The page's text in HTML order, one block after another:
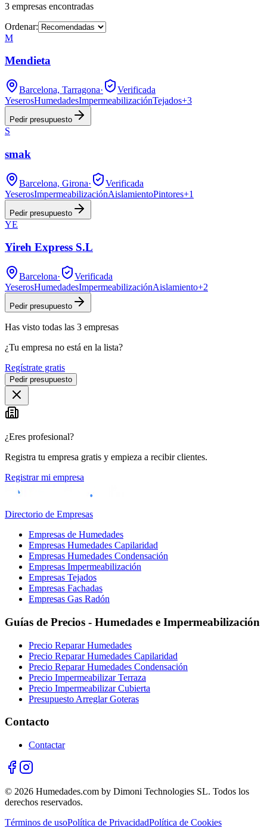
3 empresas encontradas
Ordenar:
M
Mendieta
Barcelona, Tarragona·
Verificada
YeserosHumedadesImpermeabilizaciónTejados+3
Pedir presupuesto
S
smak
Barcelona, Girona·
Verificada
YeserosImpermeabilizaciónAislamientoPintores+1
Pedir presupuesto
YE
Yireh Express S.L
Barcelona·
Verificada
YeserosHumedadesImpermeabilizaciónAislamiento+2
Pedir presupuesto
Has visto todas las 3 empresas
¿Tu empresa no está en la lista?
Regístrate gratis
Pedir presupuesto
¿Eres profesional?
Registra tu empresa gratis y empieza a recibir clientes.
Registrar mi empresa
Directorio de Empresas
Empresas de Humedades
Empresas Humedades Capilaridad
Empresas Humedades Condensación
Empresas Impermeabilización
Empresas Tejados
Empresas Fachadas
Empresas Gas Radón
Guías de Precios - Humedades e Impermeabilización
Precio Reparar Humedades
Precio Reparar Humedades Capilaridad
Precio Reparar Humedades Condensación
Precio Impermeabilizar Terraza
Precio Impermeabilizar Cubierta
Presupuesto Arreglar Goteras
Contacto
Contactar
© 2026 Humedades.com by Dimoni Technologies SL. Todos los
derechos reservados.
Términos de usoPolítica de PrivacidadPolítica de Cookies